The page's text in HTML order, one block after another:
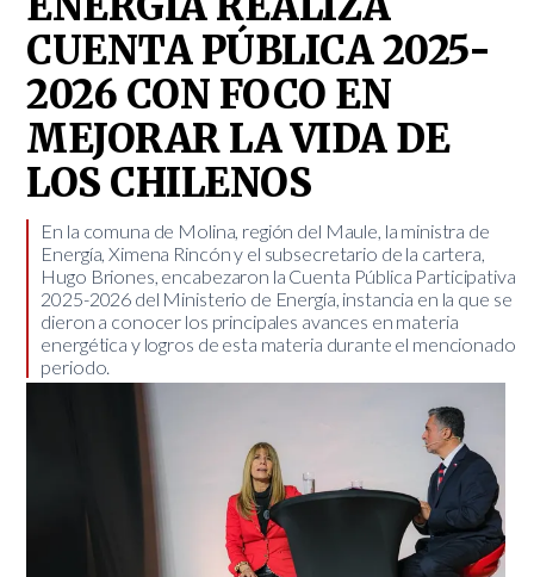
CUENTA PÚBLICA 2025-
2026 CON FOCO EN
MEJORAR LA VIDA DE
LOS CHILENOS
En la comuna de Molina, región del Maule, la ministra de
Energía, Ximena Rincón y el subsecretario de la cartera,
Hugo Briones, encabezaron la Cuenta Pública Participativa
2025-2026 del Ministerio de Energía, instancia en la que se
dieron a conocer los principales avances en materia
energética y logros de esta materia durante el mencionado
periodo.